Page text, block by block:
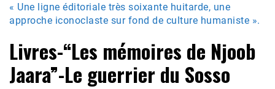
« Une ligne éditoriale très soixante huitarde, une
approche iconoclaste sur fond de culture humaniste ».
Livres-“Les mémoires de Njoob
Jaara”-Le guerrier du Sosso